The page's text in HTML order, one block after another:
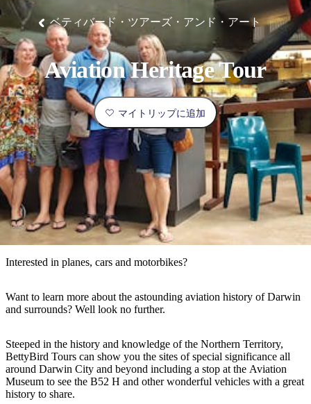
ビ
ゲ
ー
シ
ョ
ン
エ
リ
ア
最
も
人
気
が
高
い
場
所
ア
ウ
ト
ッ
ク
ア
ウ
ト
護公
園
ア
ク
テ
ィ
ビ
テ
体
験
旅
行
タ
イ
プ
地
で
た
い
こ
ンコ
ツ
計
画
と
予
約
実
用
的
情
報
計
画
ツ
ベティバード・ツアーズ・アンド・アート
Aviation Heritage Tour
マイトリップに追加
Interested in planes, cars and motorbikes?
Want to learn more about the astounding aviation history of Darwin
and surrounds? Well look no further.
Steeped in the history and knowledge of the Northern Territory,
BettyBird Tours can show you the sites of special significance all
around Darwin City and beyond including a stop at the Aviation
Museum to see the B52 H and other wonderful vehicles with a great
history to share.